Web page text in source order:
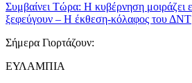
Συμβαίνει Τώρα: Η κυβέρνηση μοιράζει
ξεφεύγουν – Η έκθεση-κόλαφος του ΔΝΤ
Σήμερα Γιορτάζουν:
ΕΥΛΑΜΠΙΑ